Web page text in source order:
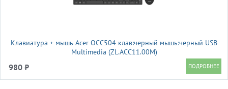
Клавиатура + мышь Acer OCC504 клав:черный мышь:черный USB
Multimedia (ZL.ACC11.00M)
980 ₽